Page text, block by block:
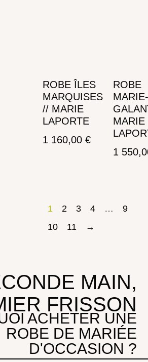
ROBE ÎLES
MARQUISES
// MARIE
LAPORTE
1 160,00 €
ROBE
MARIE-
MARIE
1
1 2 3 4 …
9
10
11 →
MAIN,
FRISSON
ACHETER UNE
ROBE DE MARIÉE
D'OCCASION ?